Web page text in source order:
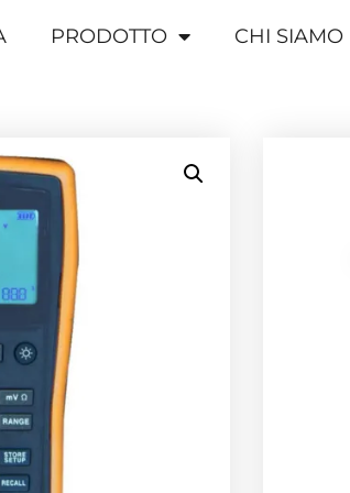
PRODOTTO CHI SIAMO